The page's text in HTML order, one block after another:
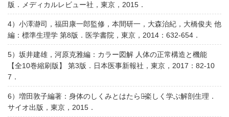
版．メディカルレビュー社，東京，2015．
4）小澤瀞司，福田康一郎監修，本間研一，大森治紀，大橋俊夫 他
編：標準生理学 第8版．医学書院，東京，2014：632-654．
5）坂井建雄，河原克雅編：カラー図解 人体の正常構造と機能
【全10巻縮刷版】 第3版．日本医事新報社，東京，2017：82-10
7．
6）増田敦子編著：身体のしくみとはたらき̶楽しく学ぶ解剖生理．
サイオ出版，東京，2015．